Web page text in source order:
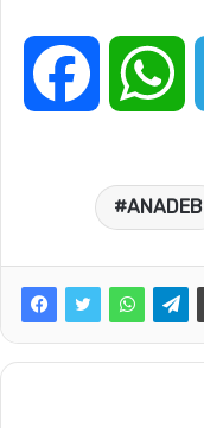
c a
ANADEB